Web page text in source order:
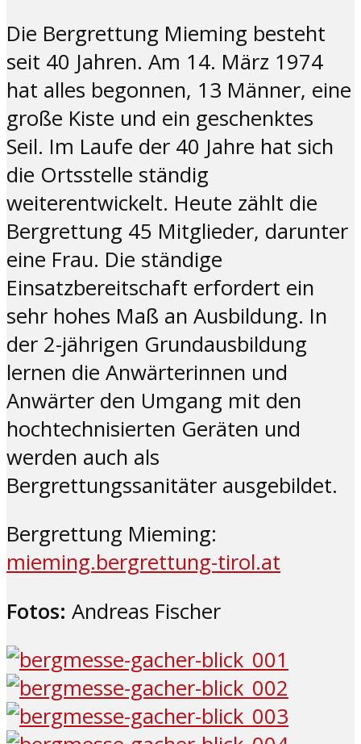
Die Bergrettung Mieming besteht
seit 40 Jahren. Am 14. März 1974
hat alles begonnen, 13 Männer, eine
große Kiste und ein geschenktes
Seil. Im Laufe der 40 Jahre hat sich
die Ortsstelle ständig
weiterentwickelt. Heute zählt die
Bergrettung 45 Mitglieder, darunter
eine Frau. Die ständige
Einsatzbereitschaft erfordert ein
sehr hohes Maß an Ausbildung. In
der 2-jährigen Grundausbildung
lernen die Anwärterinnen und
Anwärter den Umgang mit den
hochtechnisierten Geräten und
werden auch als
Bergrettungssanitäter ausgebildet.
Bergrettung Mieming:
mieming.bergrettung-tirol.at
Fotos: Andreas Fischer